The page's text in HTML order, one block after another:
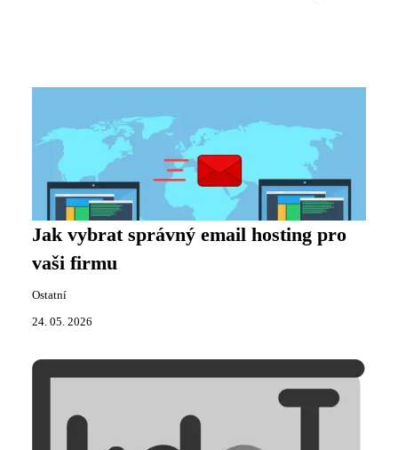
Jak vybrat správný email hosting pro
vaši firmu
Ostatní
24. 05. 2026